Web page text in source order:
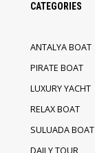
CATEGORIES
ANTALYA BOAT
PIRATE BOAT
LUXURY YACHT
RELAX BOAT
SULUADA BOAT
DAILY TOUR